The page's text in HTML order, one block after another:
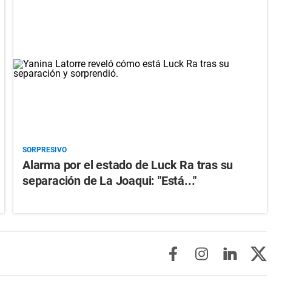
SORPRESIVO
Alarma por el estado de Luck Ra tras su
separación de La Joaqui: "Está..."